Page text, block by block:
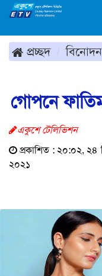
প্রচ্ছদ বিনোদন
গোপনে
একুশে টেলিভিশন
প্রকাশিত : ২০:০২, ২৪
২০২১